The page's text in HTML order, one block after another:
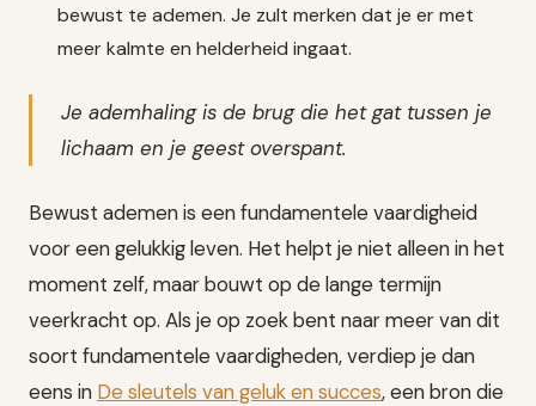
bewust te ademen. Je zult merken dat je er met
meer kalmte en helderheid ingaat.
Je ademhaling is de brug die het gat tussen je
lichaam en je geest overspant.
Bewust ademen is een fundamentele vaardigheid
voor een gelukkig leven. Het helpt je niet alleen in het
moment zelf, maar bouwt op de lange termijn
veerkracht op. Als je op zoek bent naar meer van dit
soort fundamentele vaardigheden, verdiep je dan
eens in De sleutels van geluk en succes, een bron die